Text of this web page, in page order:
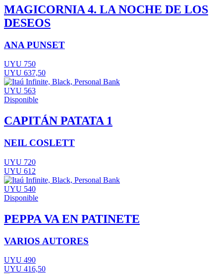
MAGICORNIA 4. LA NOCHE DE LOS
DESEOS
ANA PUNSET
UYU 750
UYU 637,50
UYU 563
Disponible
CAPITÁN PATATA 1
NEIL COSLETT
UYU 720
UYU 612
UYU 540
Disponible
PEPPA VA EN PATINETE
VARIOS AUTORES
UYU 490
UYU 416,50